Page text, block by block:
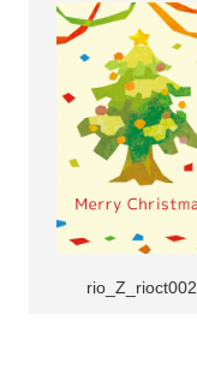
rio_Z_rioct002